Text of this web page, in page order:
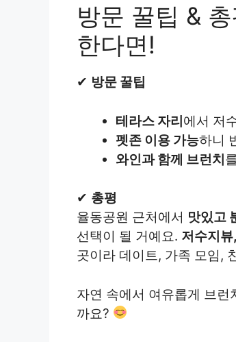
방문 꿀팁 &
한다면!
✔ 방문 꿀팁
테라스 자리 에서 저
펫존 이용 가능하니
와인과 함께 브런치
✔ 총평
율동공원 근처에서 맛있고
선택이 될 거예요. 저수지
곳이라 데이트, 가족 모임,
자연 속에서 여유롭게 브런
까요?